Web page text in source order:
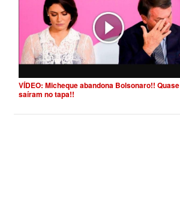
VÍDEO: Micheque abandona Bolsonaro!! Quase
saíram no tapa!!